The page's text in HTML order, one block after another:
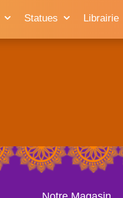
Statues Librairie